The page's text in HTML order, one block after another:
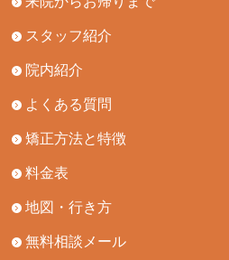
スタッフ紹介
院内紹介
よくある質問
矯正方法と特徴
料金表
地図・行き方
無料相談メール